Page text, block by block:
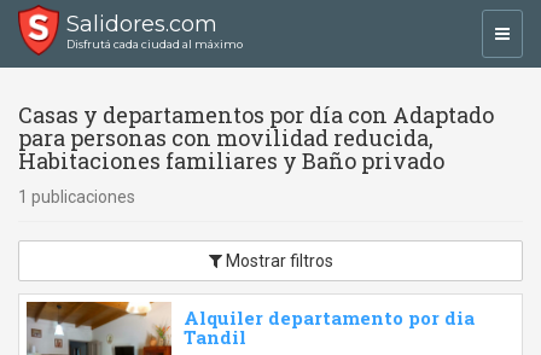
Salidores.com
Disfrutá cada ciudad al máximo
Casas y departamentos por día con Adaptado
para personas con movilidad reducida,
Habitaciones familiares y Baño privado
1 publicaciones
Mostrar filtros
Alquiler departamento por dia
Tandil